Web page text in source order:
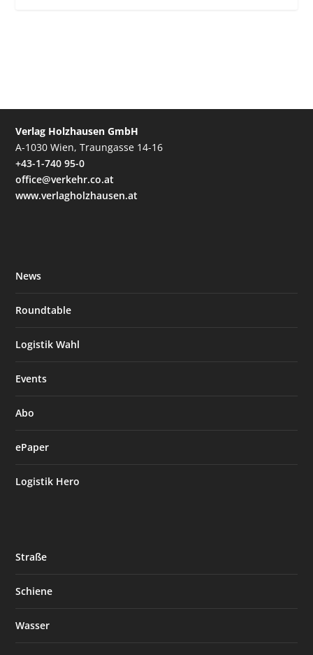
Verlag Holzhausen GmbH
A-1030 Wien, Traungasse 14-16
+43-1-740 95-0
office@verkehr.co.at
www.verlagholzhausen.at
News
Roundtable
Logistik Wahl
Events
Abo
ePaper
Logistik Hero
Straße
Schiene
Wasser